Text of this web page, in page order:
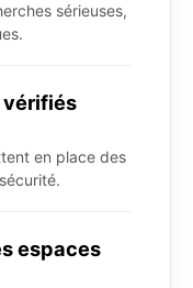
sérieuses,
en place des
espaces